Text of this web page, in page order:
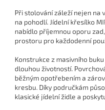
Při stolování záleží nejen na
na pohodlí. Jídelní křesílko
nabídlo příjemnou oporu
prostoru pro každodenní
Konstrukce z masivního
dlouhou životností.
běžným opotřebením a
kresbu. Díky područkám
klasické jídelní židle a